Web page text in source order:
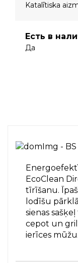
Katalītiska
Есть в
Да
EcoClean
tīrīšanu.
lodīšu
sienas
cepot un
ierīces